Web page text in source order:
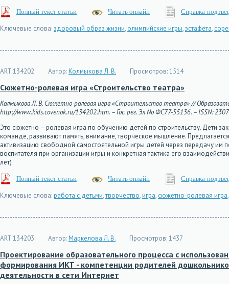
Полный текст статьи Читать онлайн Справка-
Ключевые слова:здоровый образ жизни, олимпийские игры,эстафета,
ART 134202 Автор:Колмыкова Л. В. Просмотров:1514
Сюжетно-ролевая игра «Строительство театра»
Колмыкова Л. В. Сюжетно-ролевая игра «Строительство театра» //
http://www.kids.covenok.ru/134202.htm. – Гос. рег. Эл No ФС77-55136. – ISSN:
Это сюжетно – ролевая игра по обучению детей по строительству. Дети
команде, развивают память, внимание, творческое мышление.
активизацию свободной самостоятельной игры детей через передачу
воспитателя при организации игры и конкретная тактика его
лет)
Полный текст статьи Читать онлайн Справка-
Ключевые слова:работа с детьми,творчество,игра, сюжетно-ролевая игра
ART 134203 Автор:Маркелова Л. В. Просмотров:1437
Проектирование образовательного процесса с
формирования ИКТ - компетенции родителей
деятельности в сети Интернет